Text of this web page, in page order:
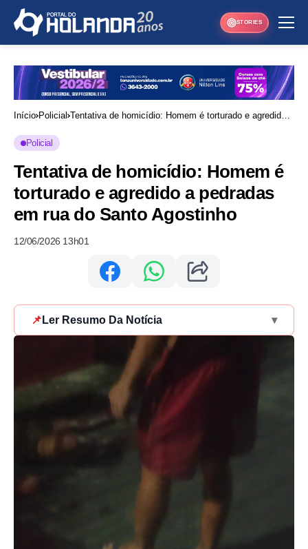
STORIES
Início Policial Tentativa de homicídio: Homem é torturado e agredido a
Policial
Tentativa de homicídio: Homem é
torturado e agredido a pedradas
em rua do Santo Agostinho
12/06/2026 13h01
📌 Ler Resumo Da Notícia ▾